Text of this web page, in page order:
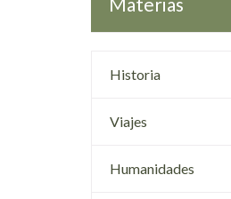
Historia
Viajes
Humanidades